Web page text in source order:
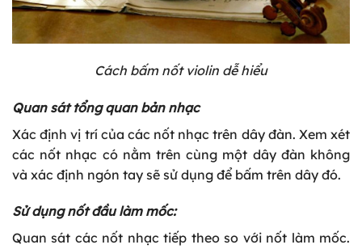
Cách bấm nốt violin dễ hiểu
Quan sát tổng quan bản nhạc
Xác định vị trí của các nốt nhạc trên dây đàn. Xem xét
các nốt nhạc có nằm trên cùng một dây đàn không
và xác định ngón tay sẽ sử dụng để bấm trên dây đó.
Sử dụng nốt đầu làm mốc:
Quan sát các nốt nhạc tiếp theo so với nốt làm mốc.